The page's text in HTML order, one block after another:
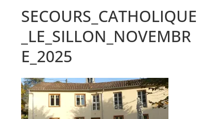
SECOURS_CATHOLIQUE
_LE_SILLON_NOVEMBR
E_2025